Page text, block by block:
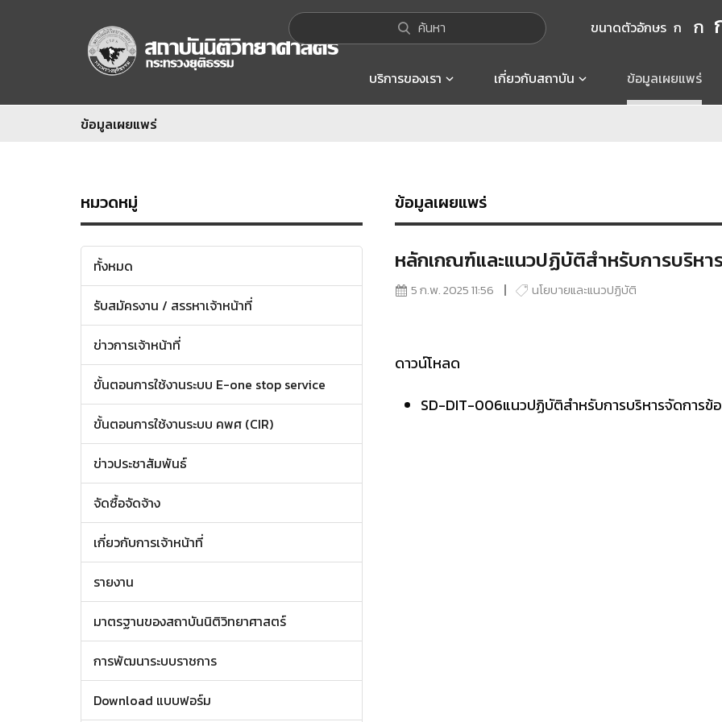
ค้นหา ขนาดตัวอักษร ก ก
บริการของเรา เกี่ยวกับสถาบัน ข้อมูลเผยแพร่
ข้อมูลเผยแพร่
หมวดหมู่
ทั้งหมด
รับสมัครงาน / สรรหาเจ้าหน้าที่
ข่าวการเจ้าหน้าที่
ขั้นตอนการใช้งานระบบ E-one stop service
ขั้นตอนการใช้งานระบบ คพศ (CIR)
ข่าวประชาสัมพันธ์
จัดซื้อจัดจ้าง
เกี่ยวกับการเจ้าหน้าที่
รายงาน
มาตรฐานของสถาบันนิติวิทยาศาสตร์
การพัฒนาระบบราชการ
Download แบบฟอร์ม
ข้อมูลเผยแพร่
หลักเกณฑ์และแนวปฏิบัติสำหรับการบริห
5 ก.พ. 2025 11:56 นโยบายและแนวปฏิบัติ
ดาวน์โหลด
SD-DIT-006แนวปฏิบัติสำหรับการบริหารจัดการข้